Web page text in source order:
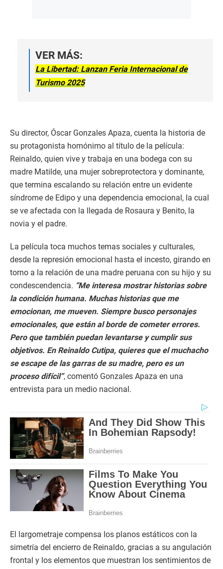
VER MÁS:
La Libertad: Lanzan Feria Internacional de
Turismo 2025
Su director, Óscar Gonzales Apaza, cuenta la historia de
su protagonista homónimo al título de la película:
Reinaldo, quien vive y trabaja en una bodega con su
madre Matilde, una mujer sobreprotectora y dominante,
que termina escalando su relación entre un evidente
síndrome de Edipo y una dependencia emocional, la cual
se ve afectada con la llegada de Rosaura y Benito, la
novia y el padre.
La película toca muchos temas sociales y culturales,
desde la represión emocional hasta el incesto, girando en
torno a la relación de una madre peruana con su hijo y su
condescendencia. “Me interesa mostrar historias sobre
la condición humana. Muchas historias que me
emocionan, me mueven. Siempre busco personajes
emocionales, que están al borde de cometer errores.
Pero que también puedan levantarse y cumplir sus
objetivos. En Reinaldo Cutipa, quieres que el muchacho
se escape de las garras de su madre, pero es un
proceso difícil”, comentó Gonzales Apaza en una
entrevista para un medio nacional.
El largometraje compensa los planos estáticos con la
simetría del encierro de Reinaldo, gracias a su angulación
frontal y los elementos que muestran los sentimientos de